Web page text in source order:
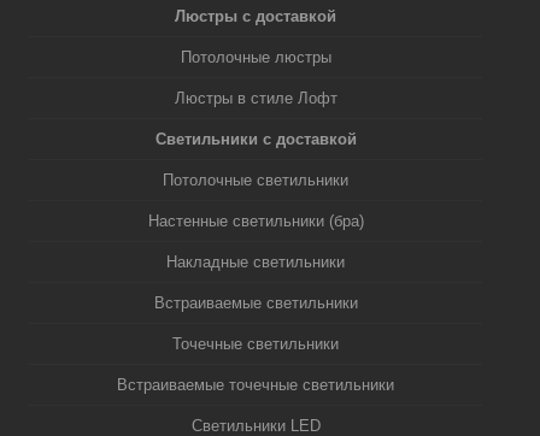
Люстры с доставкой
Потолочные люстры
Люстры в стиле Лофт
Светильники с доставкой
Потолочные светильники
Настенные светильники (бра)
Накладные светильники
Встраиваемые светильники
Точечные светильники
Встраиваемые точечные светильники
Светильники LED